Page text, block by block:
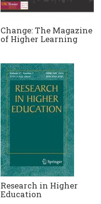
Change: The Magazine
of Higher Learning
Research in Higher
Education